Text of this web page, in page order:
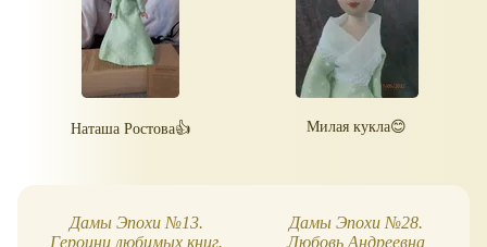
Наташа Ростова👍 Милая кукла😊
Дамы Эпохи №13.
Героини любимых книг.
Дамы Эпохи №28.
Любовь Андреевна